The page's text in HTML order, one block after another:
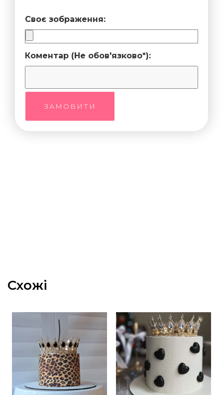
Своє зображення:
Коментар (Не обов'язково*):
Схожі